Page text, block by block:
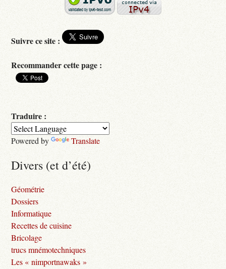
Suivre ce site :
Recommander cette page :
Traduire :
Powered by Translate
Divers (et d’été)
Géométrie
Dossiers
Informatique
Recettes de cuisine
Bricolage
trucs mnémotechniques
Les « nimportnawaks »